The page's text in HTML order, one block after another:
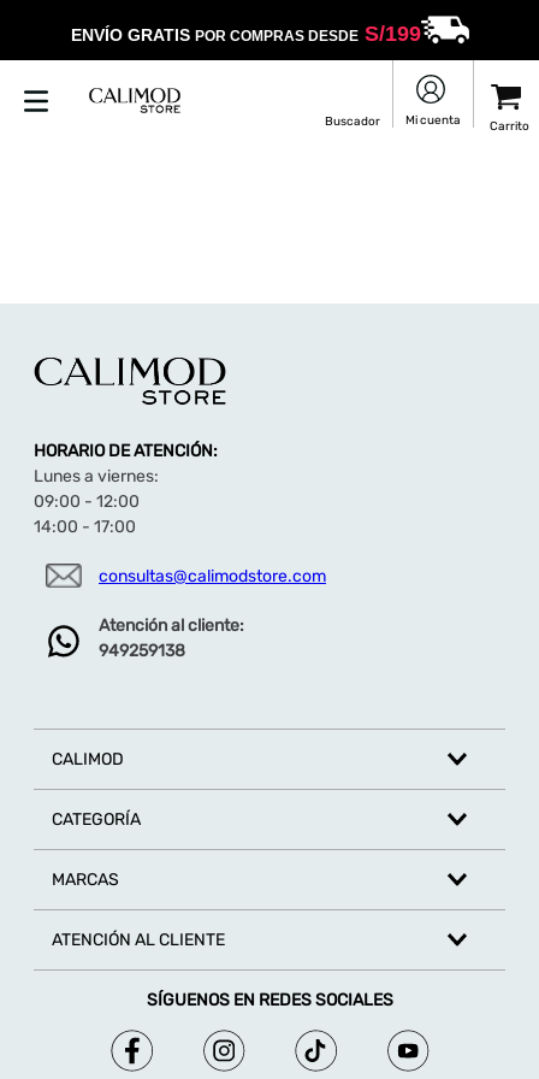
ENVÍO GRATIS POR COMPRAS DESDES/199
HORARIO DE ATENCIÓN:
Lunes a viernes:
09:00 - 12:00
14:00 - 17:00
consultas@calimodstore.com
Atención al cliente:
949259138
CALIMOD
CATEGORÍA
MARCAS
ATENCIÓN AL CLIENTE
SÍGUENOS EN REDES SOCIALES